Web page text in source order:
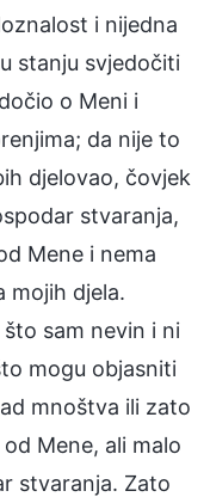
i nijedna
stanju svjedočiti
o Meni i
da nije to
djelovao, čovjek
stvaranja,
Mene i nema
mojih djela.
sam nevin i ni
mogu objasniti
mnoštva ili zato
Mene, ali malo
stvaranja. Zato